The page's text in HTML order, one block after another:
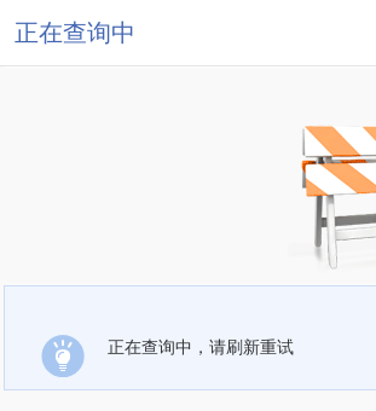
正在查询中
正在查询中，请刷新重试